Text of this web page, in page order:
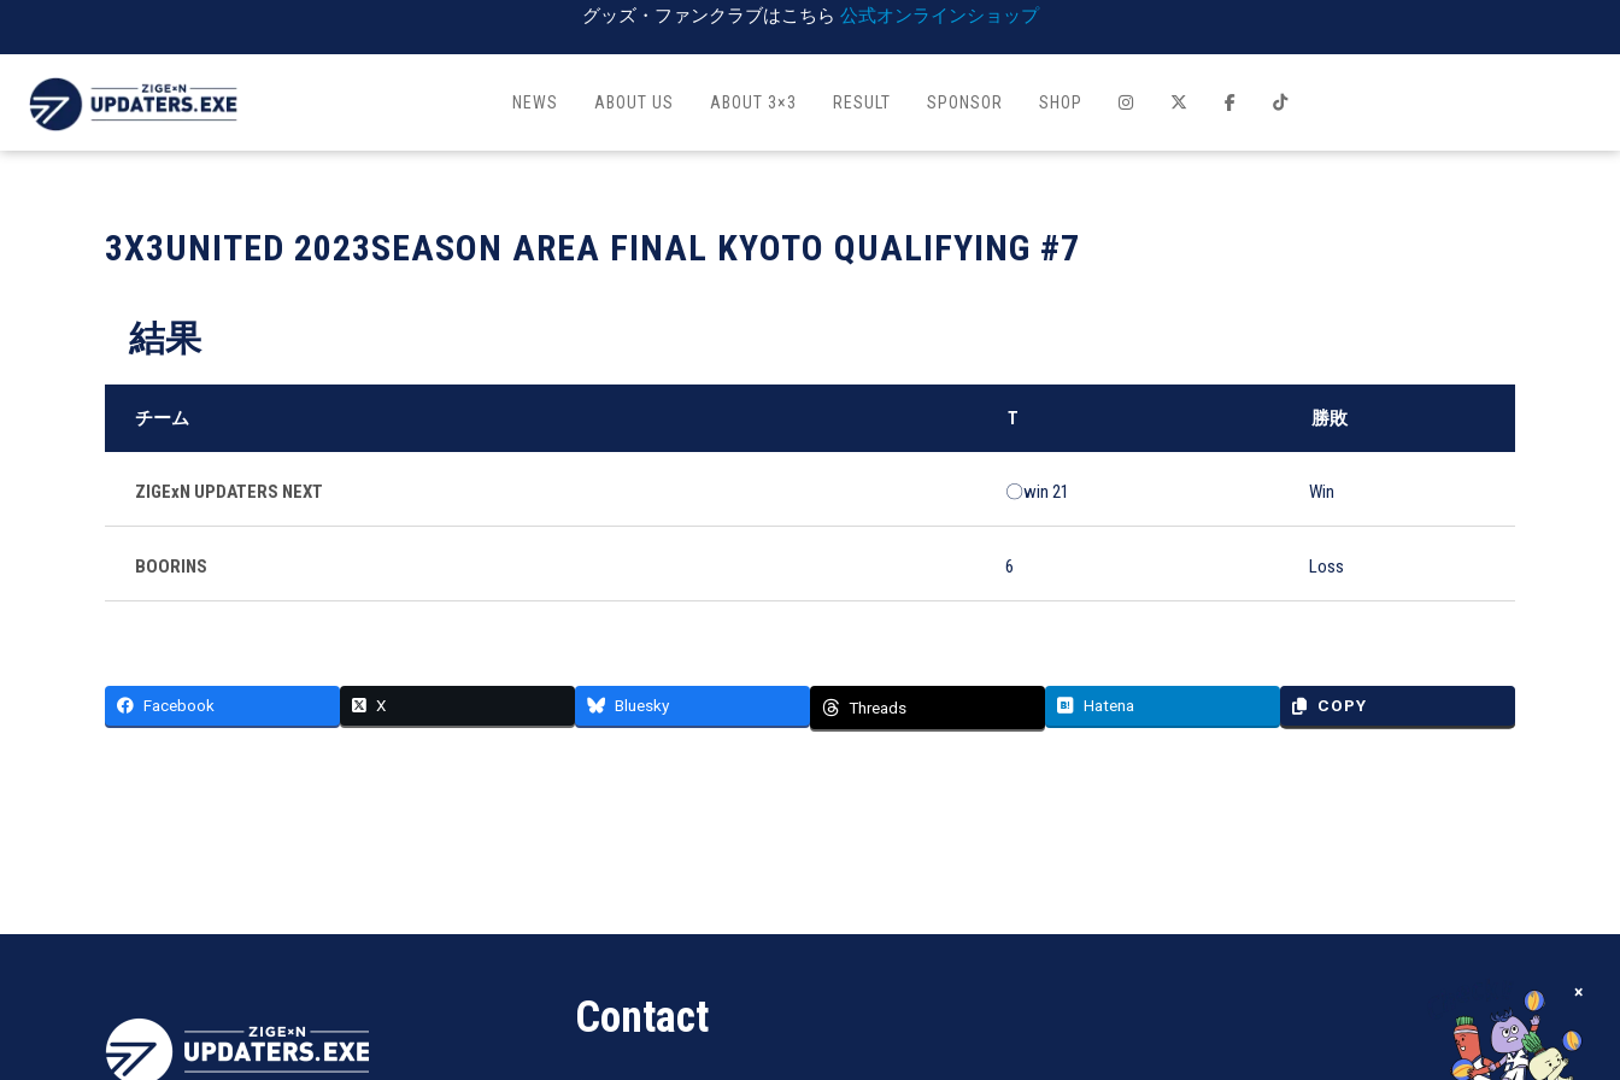
グッズ・ファンクラブはこちら 公式オンラインショップ
×
NEWS ABOUT US ABOUT 3×3 RESULT SPONSOR SHOP
3X3UNITED 2023SEASON AREA FINAL KYOTO QUALIFYING #7
結果
チーム T 勝敗
ZIGExN UPDATERS NEXT 〇win 21 Win
BOORINS 6 Loss
Facebook X Bluesky Threads Hatena COPY
Contact